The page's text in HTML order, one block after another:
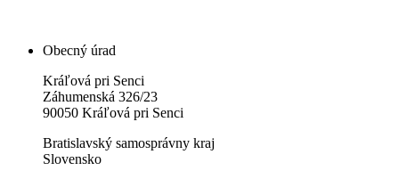
Obecný úrad
Kráľová pri Senci
Záhumenská 326/23
90050 Kráľová pri Senci
Bratislavský samosprávny kraj
Slovensko